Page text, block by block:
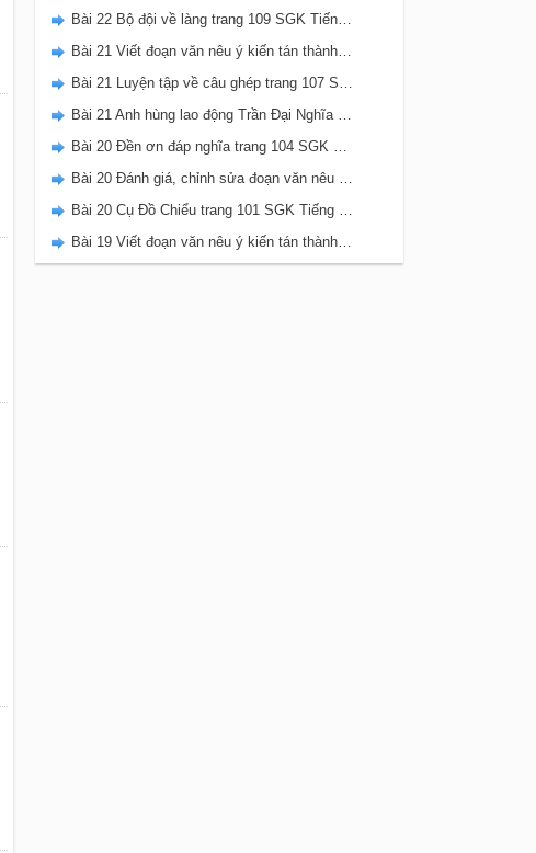
Bài 22 Bộ đội về làng trang 109 SGK Tiếng Việt 5 Kết nối tri thức tập 2
Bài 21 Viết đoạn văn nêu ý kiến tán thành một sự việc, hiện tượng (Bài viết số 2) trang 108 SGK Tiếng Việt 5 Kết nối tri thức tập 2
Bài 21 Luyện tập về câu ghép trang 107 SGK Tiếng Việt 5 Kết nối tri thức tập 2
Bài 21 Anh hùng lao động Trần Đại Nghĩa trang 106 SGK Tiếng Việt 5 Kết nối tri thức tập 2
Bài 20 Đền ơn đáp nghĩa trang 104 SGK Tiếng Việt 5 Kết nối tri thức tập 2
Bài 20 Đánh giá, chỉnh sửa đoạn văn nêu ý kiến tán thành một sự vật, hiện tượng trang 103 SGK Tiếng Việt 5 Kết nối tri thức tập 2
Bài 20 Cụ Đồ Chiểu trang 101 SGK Tiếng Việt 5 Kết nối tri thức tập 2
Bài 19 Viết đoạn văn nêu ý kiến tán thành một sự việc, hiện tượng (Bài viết số 1) trang 100 SGK Tiếng Việt 5 Kết nối tri thức tập 2